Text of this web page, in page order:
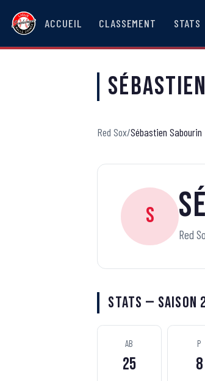
ACCUEIL CLASSEMENT STATS
Red Sox/Sébastien Sabourin
S
Red
Stats — Saison
AB
25
P
8